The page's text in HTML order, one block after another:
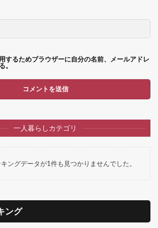
するためブラウザーに自分の名前、メールアドレ
。
一人暮らしカテゴリ
ングデータが1件も見つかりませんでした。
ング